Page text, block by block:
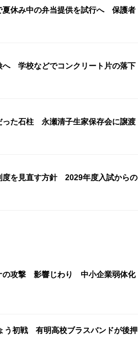
夏休み中の弁当提供を試行へ 保護者
へ 学校などでコンクリート片の落下
った石柱 永瀬清子生家保存会に譲渡
を見直す方針 2029年度入試からの
の攻撃 影響じわり 中小企業弱体化
う初戦 有明高校ブラスバンドが後押